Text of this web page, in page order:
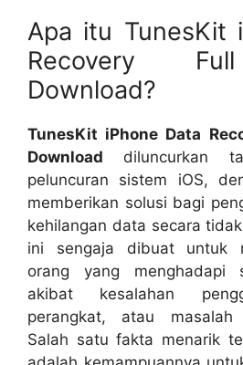
Apa itu TunesKit
Recovery
Download?
TunesKit iPhone Data
Download diluncurkan
peluncuran sistem iOS,
memberikan solusi bagi
kehilangan data secara
ini sengaja dibuat untuk
orang yang menghadapi
akibat kesalahan
perangkat, atau masalah
Salah satu fakta menarik